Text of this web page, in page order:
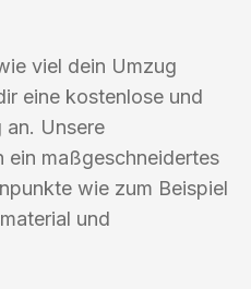
viel dein Umzug
eine kostenlose und
an. Unsere
ein maßgeschneidertes
wie zum Beispiel
und